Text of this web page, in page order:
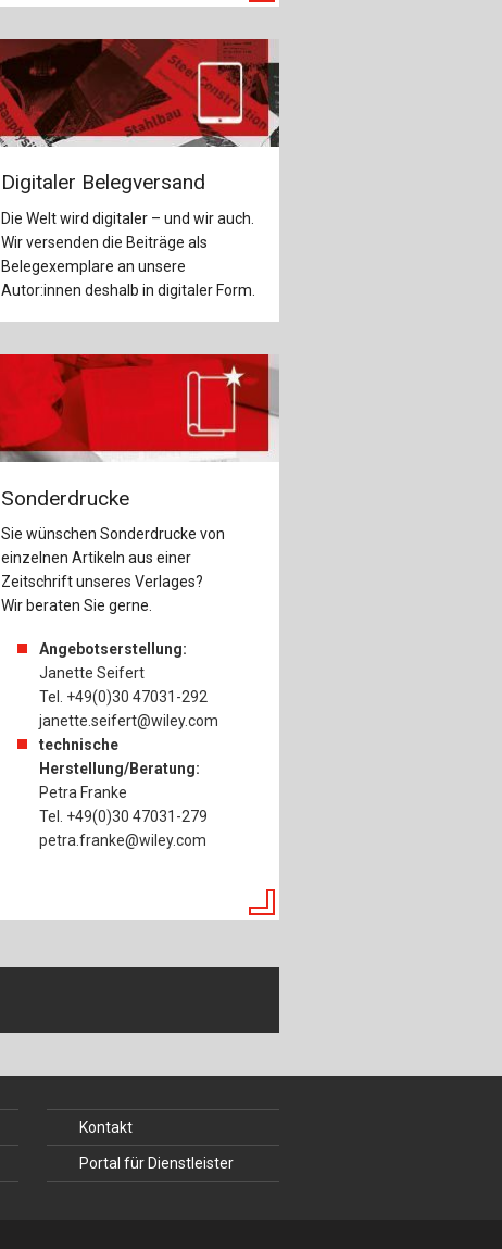
Digitaler Belegversand
Die Welt wird digitaler – und wir auch.
Wir versenden die Beiträge als
Belegexemplare an unsere
Autor:innen deshalb in digitaler Form.
Sonderdrucke
Sie wünschen Sonderdrucke von
einzelnen Artikeln aus einer
Zeitschrift unseres Verlages?
Wir beraten Sie gerne.
Angebotserstellung:
Janette Seifert
Tel. +49(0)30 47031-292
janette.seifert@wiley.com
technische
Herstellung/Beratung:
Petra Franke
Tel. +49(0)30 47031-279
petra.franke@wiley.com
Kontakt
Portal für Dienstleister